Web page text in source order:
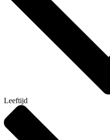
Leeftijd